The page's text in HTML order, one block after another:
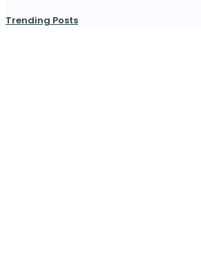
Trending Posts